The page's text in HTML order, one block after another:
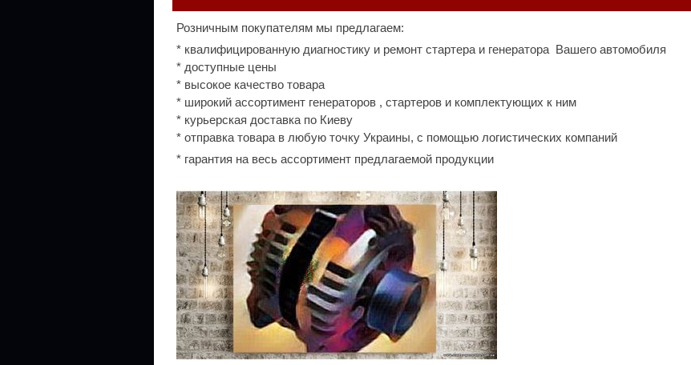
Розничным покупателям мы предлагаем:
* квалифицированную диагностику и ремонт стартера и генератора Вашего автомобиля
* доступные цены
* высокое качество товара
* широкий ассортимент генераторов , стартеров и комплектующих к ним
* курьерская доставка по Киеву
* отправка товара в любую точку Украины, с помощью логистических компаний
* гарантия на весь асcортимент предлагаемой продукции